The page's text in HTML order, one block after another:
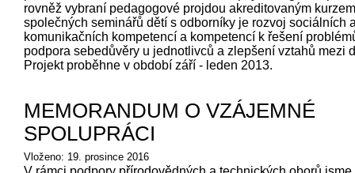
rovněž vybraní pedagogové projdou akreditovaným
společných seminářů dětí s odborníky je rozvoj sociálních
komunikačních kompetencí a kompetencí k řešení
podpora sebedůvěry u jednotlivců a zlepšení vztahů mezi
Projekt proběhne v období září - leden 2013.
MEMORANDUM O VZÁJEMNÉ
SPOLUPRÁCI
Vloženo: 19. prosince 2016